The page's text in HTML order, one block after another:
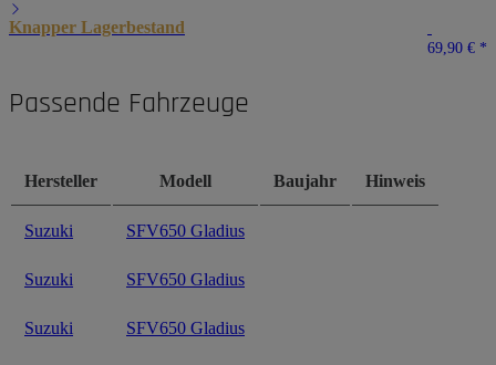
Knapper Lagerbestand
69,90 € *
Passende Fahrzeuge
Hersteller Modell Baujahr Hinweis
Suzuki SFV650 Gladius
Suzuki SFV650 Gladius
Suzuki SFV650 Gladius